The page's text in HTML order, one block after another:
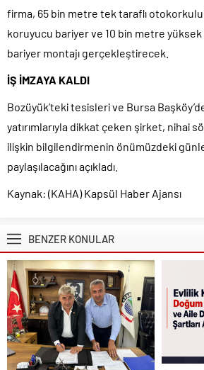
firma, 65 bin metre tek taraflı
koruyucu bariyer ve 10 bin metre
bariyer montajı gerçekleştirecek.
İŞ İMZAYA KALDI
Bozüyük’teki tesisleri ve Bursa
yatırımlarıyla dikkat çeken şirket, nihai
ilişkin bilgilendirmenin önümüzdeki
paylaşılacağını açıkladı.
Kaynak: (KAHA) Kapsül Haber Ajansı
BENZER KONULAR